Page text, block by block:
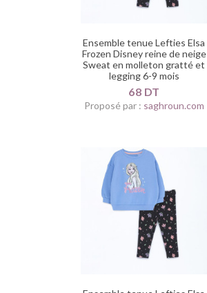
Ensemble tenue Lefties Elsa
Frozen Disney reine de neige
Sweat en molleton gratté et
legging 6-9 mois
68 DT
Proposé par : saghroun.com